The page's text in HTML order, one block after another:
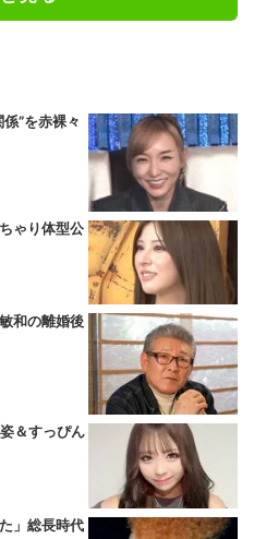
”を赤裸々
ゃり体型公
和の離婚後
＆すっぴん
」総長時代